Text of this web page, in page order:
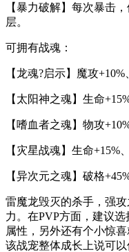
【暴力破解】每次暴击
层。
可拥有战魂：
【龙魂?启示】魔攻+10%
【太阳神之魂】生命
【嗜血者之魂】物攻
【灾星战魂】生命+15%
【异次元之魂】破格+45%
雷魔龙毁灭的杀手，强
力。在PVP方面，建议
属性，另外还有个小惊
该战宠整体成长上说可